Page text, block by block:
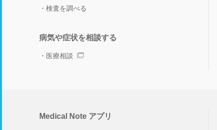
検査を調べる
病気や症状を相談する
医療相談
Medical Note アプリ